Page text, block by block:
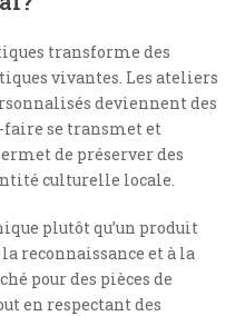
transforme des
vivantes. Les ateliers
deviennent des
se transmet et
de préserver des
culturelle locale.
plutôt qu’un produit
reconnaissance et à la
pour des pièces de
en respectant des